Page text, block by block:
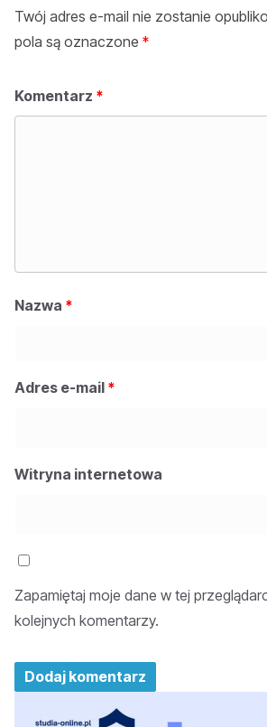
Twój adres e-mail nie zostanie
pola są oznaczone *
Komentarz *
Nazwa *
Adres e-mail *
Witryna internetowa
Zapamiętaj moje dane w tej
kolejnych komentarzy.